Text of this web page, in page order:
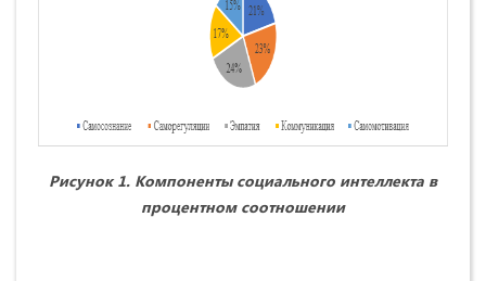
Рисунок 1. Компоненты социального интеллекта в
процентном соотношении